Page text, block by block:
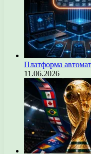
Платформа
11.06.2026